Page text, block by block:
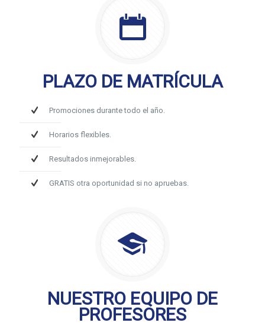
PLAZO DE MATRÍCULA
Promociones durante todo el año.
Horarios flexibles.
Resultados inmejorables.
GRATIS otra oportunidad si no apruebas.
NUESTRO EQUIPO DE
PROFESORES